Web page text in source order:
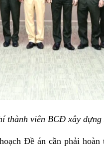
thành viên BCĐ xây
Đề án cần phải